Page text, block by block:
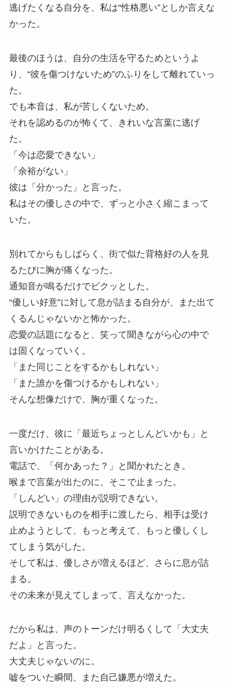
逃げたくなる自分を、私は“性格悪い”としか言えな
かった。
最後のほうは、自分の生活を守るためというよ
り、“彼を傷つけないため”のふりをして離れていっ
た。
でも本音は、私が苦しくないため。
それを認めるのが怖くて、きれいな言葉に逃げ
た。
「今は恋愛できない」
「余裕がない」
彼は「分かった」と言った。
私はその優しさの中で、ずっと小さく縮こまって
いた。
別れてからもしばらく、街で似た背格好の人を見
るたびに胸が痛くなった。
通知音が鳴るだけでビクッとした。
“優しい好意”に対して息が詰まる自分が、また出て
くるんじゃないかと怖かった。
恋愛の話題になると、笑って聞きながら心の中で
は固くなっていく。
「また同じことをするかもしれない」
「また誰かを傷つけるかもしれない」
そんな想像だけで、胸が重くなった。
一度だけ、彼に「最近ちょっとしんどいかも」と
言いかけたことがある。
電話で、「何かあった？」と聞かれたとき。
喉まで言葉が出たのに、そこで止まった。
「しんどい」の理由が説明できない。
説明できないものを相手に渡したら、相手は受け
止めようとして、もっと考えて、もっと優しくし
てしまう気がした。
そして私は、優しさが増えるほど、さらに息が詰
まる。
その未来が見えてしまって、言えなかった。
だから私は、声のトーンだけ明るくして「大丈夫
だよ」と言った。
大丈夫じゃないのに。
嘘をついた瞬間、また自己嫌悪が増えた。